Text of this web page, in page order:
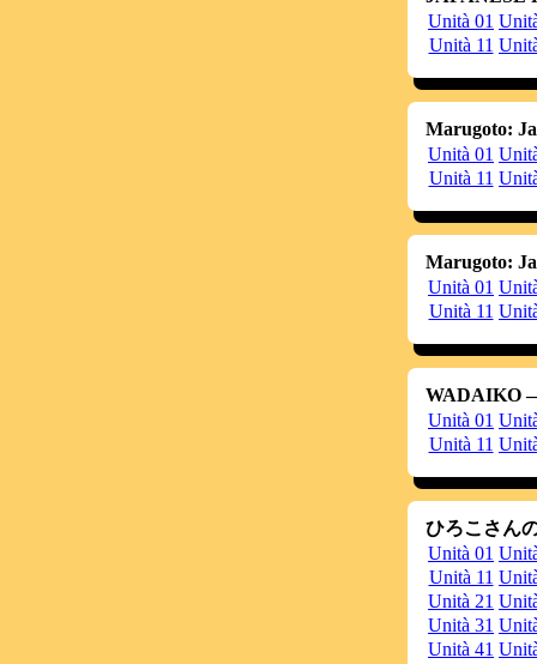
20121123
20121109
È
È
20121023
È
20121023
20121023
20121023
20121006
20121002
È
20120922
20120903
Unità 01
Unità 11
Marugoto:
Unità 01
Unità 11
Marugoto:
Unità 01
Unità 11
WADAIKO
Unità 01
Unità 11
ひろこさん
Unità 01
Unità 11
Unità 21
Unità 31
Unità 41